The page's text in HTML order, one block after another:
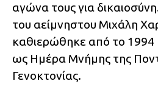
αγώνα τους για
του αείμνηστου Μιχάλη
καθιερώθηκε από το 1994
ως Ημέρα Μνήμης της
Γενοκτονίας.